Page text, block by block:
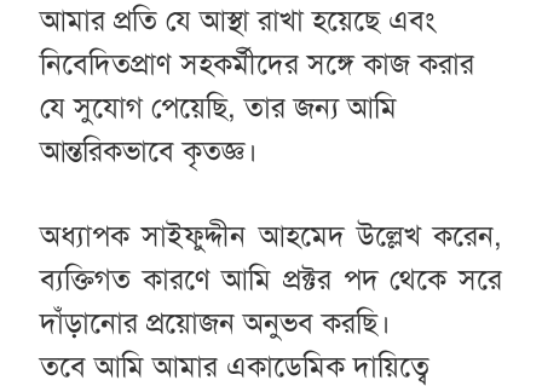
আমার প্রতি যে আস্থা রাখা হয়েছে এবং
নিবেদিতপ্রাণ সহকর্মীদের সঙ্গে কাজ করার
যে সুযোগ পেয়েছি, তার জন্য আমি
আন্তরিকভাবে কৃতজ্ঞ।
অধ্যাপক সাইফুদ্দীন আহমেদ উল্লেখ করেন,
ব্যক্তিগত কারণে আমি প্রক্টর পদ থেকে সরে
দাঁড়ানোর প্রয়োজন অনুভব করছি।
তবে আমি আমার একাডেমিক দায়িত্বে